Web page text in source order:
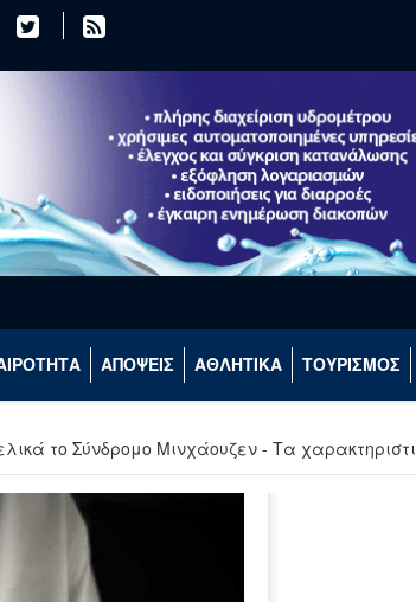
ΑΠΟΨΕΙΣ ΑΘΛΗΤΙΚΑ ΤΟΥΡΙΣΜΟΣ
το Σύνδρομο Μινχάουζεν - Τα